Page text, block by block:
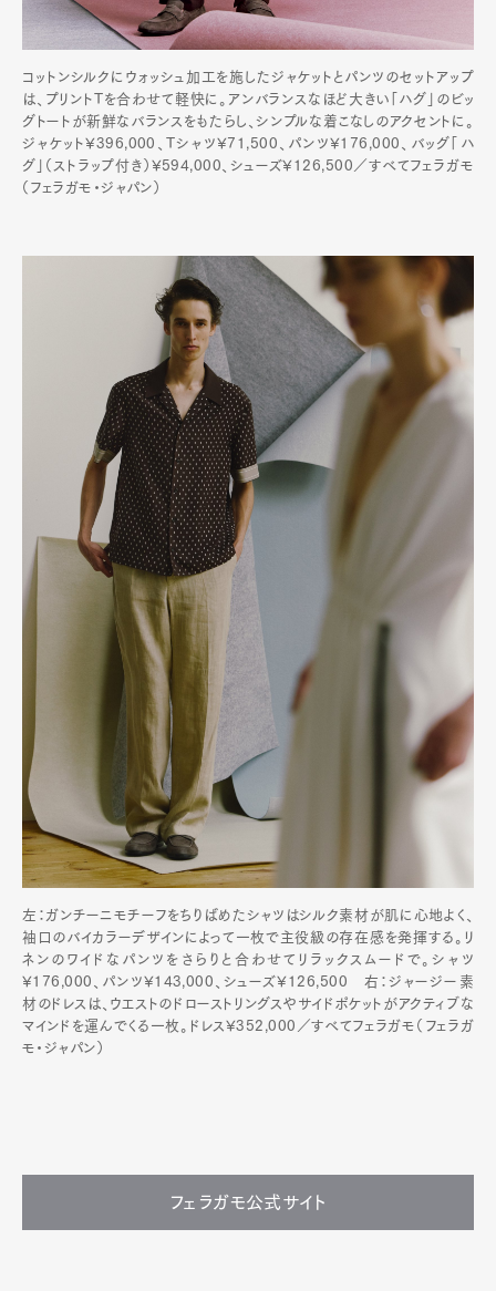
コットンシルクにウォッシュ加工を施したジャケットとパンツのセットアップ
は、プリントTを合わせて軽快に。アンバランスなほど大きい「ハグ」のビッ
グトートが新鮮なバランスをもたらし、シンプルな着こなしのアクセントに。
ジャケット¥396,000、Tシャツ¥71,500、パンツ¥176,000、バッグ「ハ
グ」（ストラップ付き）¥594,000、シューズ¥126,500／すべてフェラガモ
（フェラガモ・ジャパン）
左：ガンチーニモチーフをちりばめたシャツはシルク素材が肌に心地よく、
袖口のバイカラーデザインによって一枚で主役級の存在感を発揮する。リ
ネンのワイドなパンツをさらりと合わせてリラックスムードで。シャツ
¥176,000、パンツ¥143,000、シューズ¥126,500 右：ジャージー素
材のドレスは、ウエストのドローストリングスやサイドポケットがアクティブな
マインドを運んでくる一枚。ドレス¥352,000／すべてフェラガモ（フェラガ
モ・ジャパン）
フェラガモ公式サイト